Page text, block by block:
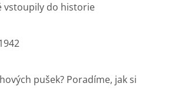
vstoupily do historie
pušek? Poradíme, jak si